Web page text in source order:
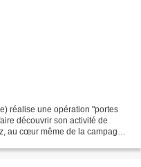
réalise une opération "portes
découvrir son activité de
au cœur même de la campagne